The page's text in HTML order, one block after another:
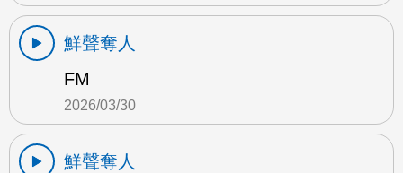
鮮聲奪人
FM
2026/03/30
鮮聲奪人